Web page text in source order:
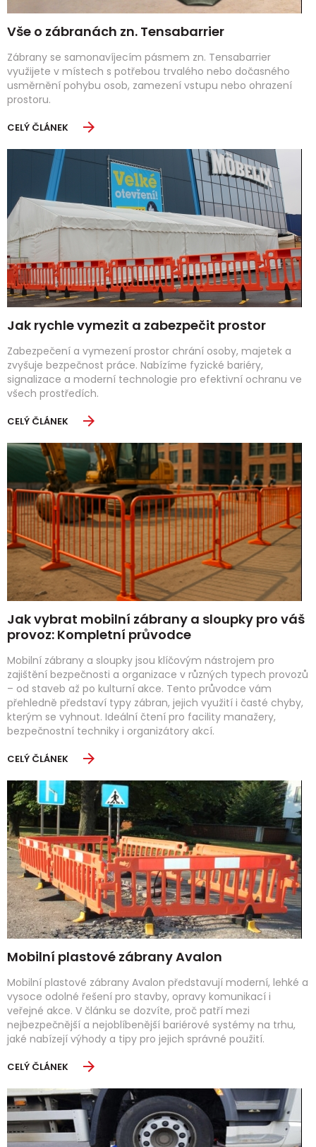
Vše o zábranách zn. Tensabarrier
Zábrany se samonavíjecím pásmem zn. Tensabarrier
využijete v místech s potřebou trvalého nebo dočasného
usměrnění pohybu osob, zamezení vstupu nebo ohrazení
prostoru.
CELÝ ČLÁNEK
Jak rychle vymezit a zabezpečit prostor
Zabezpečení a vymezení prostor chrání osoby, majetek a
zvyšuje bezpečnost práce. Nabízíme fyzické bariéry,
signalizace a moderní technologie pro efektivní ochranu ve
všech prostředích.
CELÝ ČLÁNEK
Jak vybrat mobilní zábrany a sloupky pro váš
provoz: Kompletní průvodce
Mobilní zábrany a sloupky jsou klíčovým nástrojem pro
zajištění bezpečnosti a organizace v různých typech provozů
– od staveb až po kulturní akce. Tento průvodce vám
přehledně představí typy zábran, jejich využití i časté chyby,
kterým se vyhnout. Ideální čtení pro facility manažery,
bezpečnostní techniky i organizátory akcí.
CELÝ ČLÁNEK
Mobilní plastové zábrany Avalon
Mobilní plastové zábrany Avalon představují moderní, lehké a
vysoce odolné řešení pro stavby, opravy komunikací i
veřejné akce. V článku se dozvíte, proč patří mezi
nejbezpečnější a nejoblíbenější bariérové systémy na trhu,
jaké nabízejí výhody a tipy pro jejich správné použití.
CELÝ ČLÁNEK